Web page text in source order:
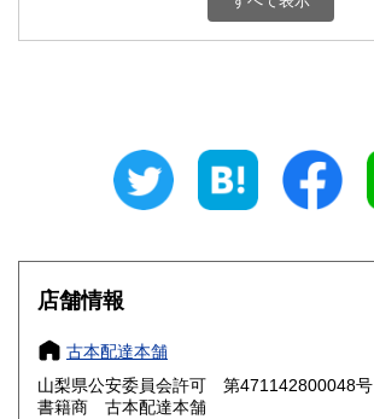
800円 三重県
大阪府
奈良県
鳥取県 800円 島根県
店舗情報
古本配達本舗
山梨県公安委員会許可 第471142800048号
書籍商 古本配達本舗